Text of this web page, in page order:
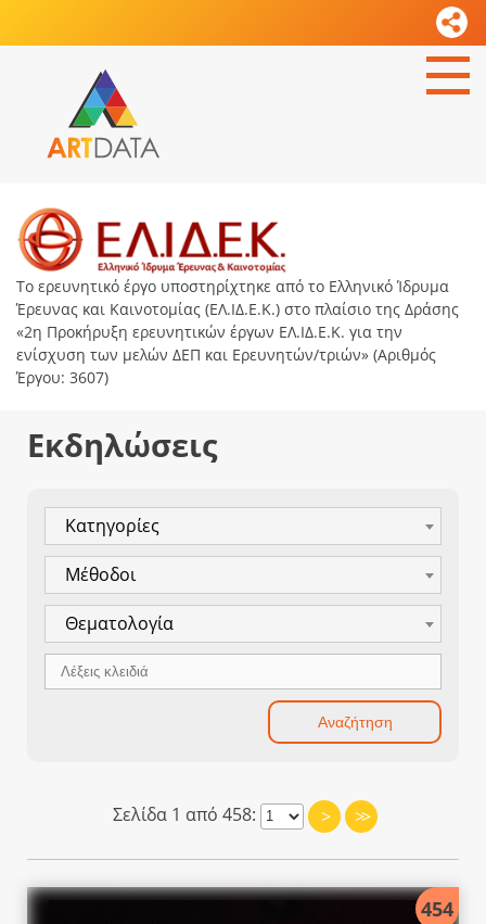
Το ερευνητικό έργο υποστηρίχτηκε από το Ελληνικό Ίδρυμα
Έρευνας και Καινοτομίας (ΕΛ.ΙΔ.Ε.Κ.) στο πλαίσιο της Δράσης
«2η Προκήρυξη ερευνητικών έργων ΕΛ.ΙΔ.Ε.Κ. για την
ενίσχυση των μελών ΔΕΠ και Ερευνητών/τριών» (Αριθμός
Έργου: 3607)
Εκδηλώσεις
Κατηγορίες
Μέθοδοι
Θεματολογία
Σελίδα 1 από 458: > >>
454